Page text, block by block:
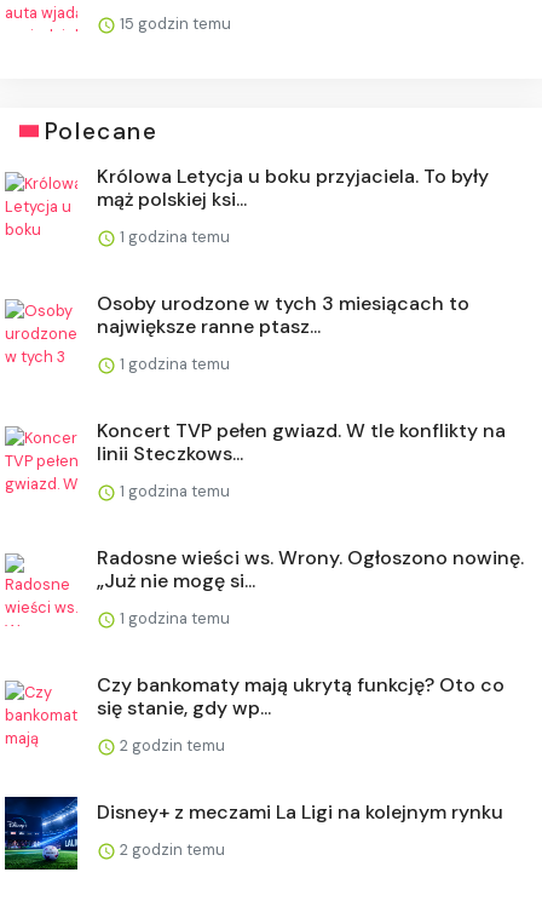
15 godzin temu
Polecane
Królowa Letycja u boku przyjaciela. To były
mąż polskiej ksi...
1 godzina temu
Osoby urodzone w tych 3 miesiącach to
największe ranne ptasz...
1 godzina temu
Koncert TVP pełen gwiazd. W tle konflikty na
linii Steczkows...
1 godzina temu
Radosne wieści ws. Wrony. Ogłoszono nowinę.
„Już nie mogę si...
1 godzina temu
Czy bankomaty mają ukrytą funkcję? Oto co
się stanie, gdy wp...
2 godzin temu
Disney+ z meczami La Ligi na kolejnym rynku
2 godzin temu